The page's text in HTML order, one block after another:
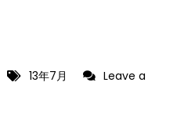
13年7月
Leave a